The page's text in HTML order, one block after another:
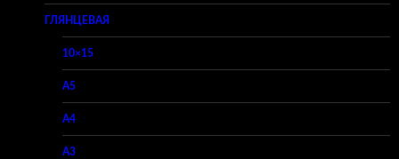
ГЛЯНЦЕВАЯ
10×15
A5
A4
A3